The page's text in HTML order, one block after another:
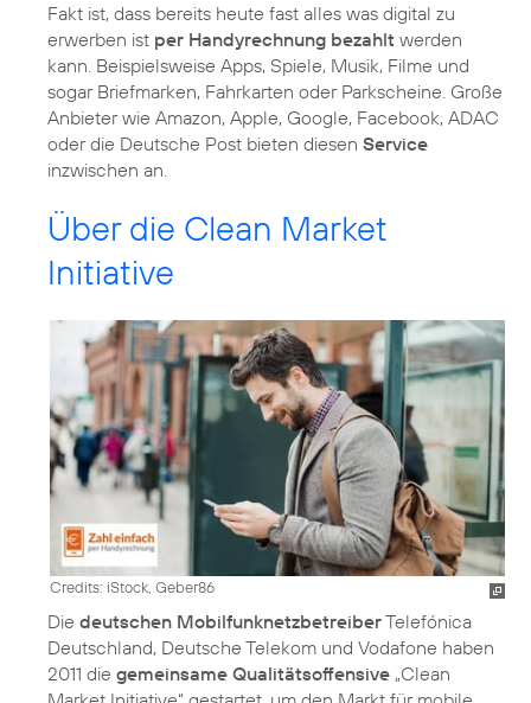
Fakt ist, dass bereits heute fast alles was digital zu
erwerben ist per Handyrechnung bezahlt werden
kann. Beispielsweise Apps, Spiele, Musik, Filme und
sogar Briefmarken, Fahrkarten oder Parkscheine. Große
Anbieter wie Amazon, Apple, Google, Facebook, ADAC
oder die Deutsche Post bieten diesen Service
inzwischen an.
Über die Clean Market
Initiative
Credits: iStock, Geber86
Die deutschen MobilfunknetzbetreiberTelefónica
Deutschland, Deutsche Telekom und Vodafone haben
2011 die gemeinsame Qualitätsoffensive „Clean